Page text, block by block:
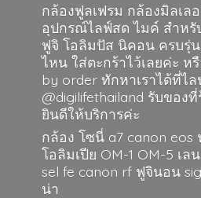
กล้องฟูลเฟรม กล้องมิลเล
อุปกรณ์ไลฟ์สด ไมค์ สำห
ฟูจิ โอลิมปัส นิคอน ครบรุ่
ไหน ใส่ตะกร้าไว้เลยค่ะ ห
by order ทักหาเราได้ที่ไ
@digilifethailand รับของ
ยินดีให้บริการค่ะ
กล้อง โซนี่ a7 canon eos
โอลิมเปีย OM-1 OM-5 เล
sel fe canon rf ฟูจินอน
น่า